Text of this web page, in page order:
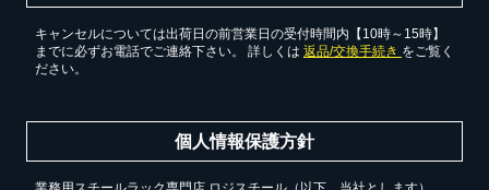
キャンセルについては出荷日の前営業日の受付時間内【10時～15時】
までに必ずお電話でご連絡下さい。 詳しくは 返品/交換手続き をご覧く
ださい。
個人情報保護方針